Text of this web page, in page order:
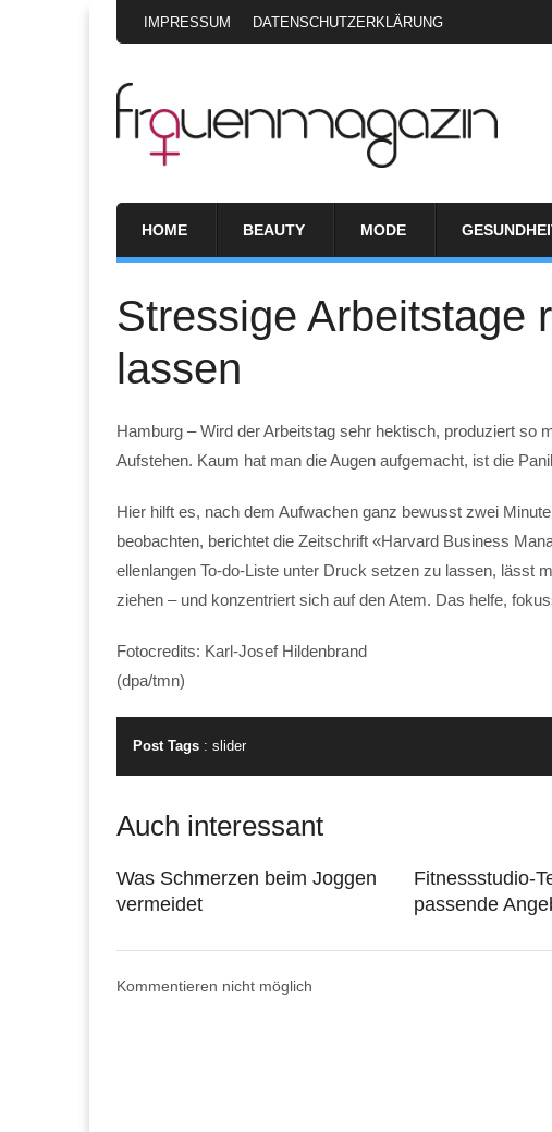
IMPRESSUM DATENSCHUTZERKLÄRUNG
HOME BEAUTY MODE
Stressige Arbeitstage
lassen
Hamburg – Wird der Arbeitstag sehr hektisch, produziert so
Aufstehen. Kaum hat man die Augen aufgemacht, ist die
Hier hilft es, nach dem Aufwachen ganz bewusst zwei
beobachten, berichtet die Zeitschrift «Harvard Business
ellenlangen To-do-Liste unter Druck setzen zu lassen, lässt
ziehen – und konzentriert sich auf den Atem. Das helfe,
Fotocredits: Karl-Josef Hildenbrand
(dpa/tmn)
Post Tags : slider
Auch interessant
Was Schmerzen beim Joggen
vermeidet
Fitnessstudio-
passende
Kommentieren nicht möglich